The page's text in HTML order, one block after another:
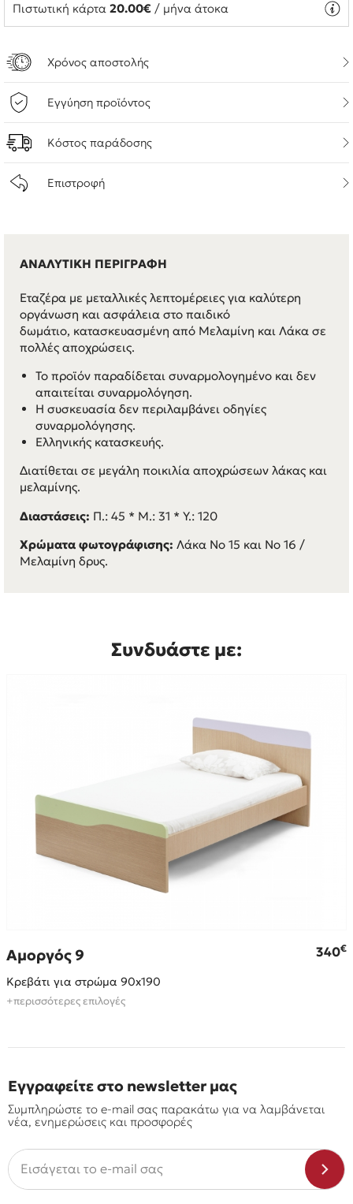
Πιστωτική κάρτα 20.00€ / μήνα άτοκα
Χρόνος αποστολής
Εγγύηση προϊόντος
Κόστος παράδοσης
Επιστροφή
ΑΝΑΛΥΤΙΚΗ ΠΕΡΙΓΡΑΦΗ
Εταζέρα με μεταλλικές λεπτομέρειες για καλύτερη
οργάνωση και ασφάλεια στο παιδικό
δωμάτιο, κατασκευασμένη από Μελαμίνη και Λάκα σε
πολλές αποχρώσεις.
Το προϊόν παραδίδεται συναρμολογημένο και δεν
απαιτείται συναρμολόγηση.
Η συσκευασία δεν περιλαμβάνει οδηγίες
συναρμολόγησης.
Ελληνικής κατασκευής.
Διατίθεται σε μεγάλη ποικιλία αποχρώσεων λάκας και
μελαμίνης.
Διαστάσεις: Π.: 45 * M.: 31 * Y.: 120
Χρώματα φωτογράφισης: Λάκα Νο 15 και Νο 16 /
Μελαμίνη δρυς.
Συνδυάστε με:
Αμοργός 9 340€
Κρεβάτι για στρώμα 90x190
+περισσότερες επιλογές
Εγγραφείτε στο newsletter μας
Συμπληρώστε το e-mail σας παρακάτω για να λαμβάνεται
νέα, ενημερώσεις και προσφορές